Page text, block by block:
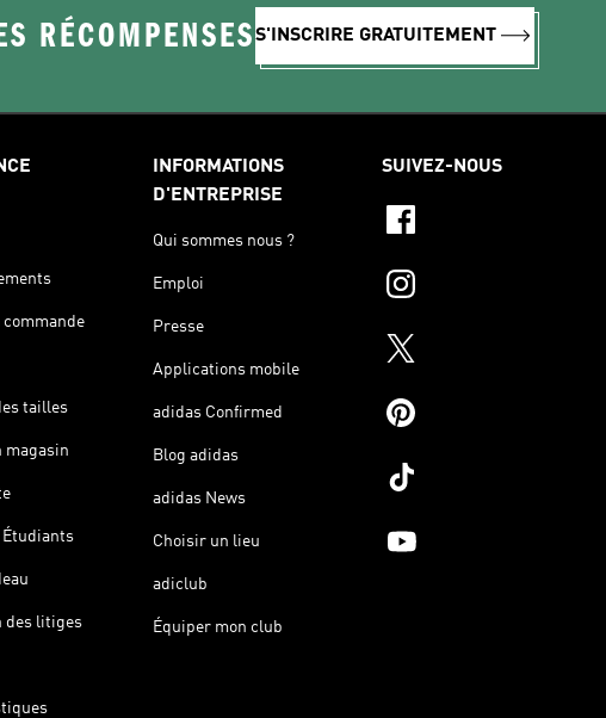
RÉCOMPENSESS'INSCRIRE GRATUITEMENT
tailles
magasin
Étudiants
des litiges
INFORMATIONS
D'ENTREPRISE
Qui sommes nous ?
Emploi
Presse
Applications mobile
adidas Confirmed
Blog adidas
adidas News
Choisir un lieu
adiclub
Équiper mon club
SUIVEZ-NOUS